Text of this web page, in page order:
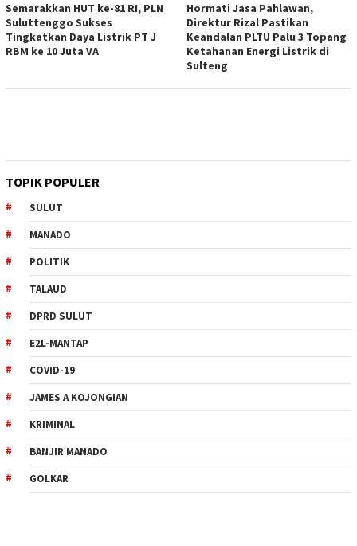
Semarakkan HUT ke-81 RI, PLN
Suluttenggo Sukses
Tingkatkan Daya Listrik PT J
RBM ke 10 Juta VA
Hormati Jasa Pahlawan,
Direktur Rizal Pastikan
Keandalan PLTU Palu 3 Topang
Ketahanan Energi Listrik di
Sulteng
TOPIK POPULER
SULUT
MANADO
POLITIK
TALAUD
DPRD SULUT
E2L-MANTAP
COVID-19
JAMES A KOJONGIAN
KRIMINAL
BANJIR MANADO
GOLKAR